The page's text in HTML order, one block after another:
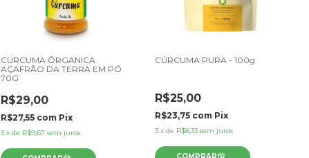
CURCUMA ÔRGANICA
AÇAFRÃO DA TERRA EM PÓ
70G
R$29,00
R$27,55 com Pix
3 xde R$9,67 sem juros
CÚRCUMA PURA - 100g
R$25,00
R$23,75 com Pix
3 xde R$8,33 sem juros